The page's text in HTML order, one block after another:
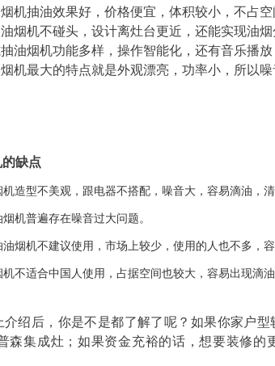
机抽油效果好，价格便宜，体积较小，不占空
烟机不碰头，设计离灶台更近，还能实现油烟
油烟机功能多样，操作智能化，还有音乐播放
机最大的特点就是外观漂亮，功率小，所以噪
缺点
造型不美观，跟电器不搭配，噪音大，容易滴油，
机普遍存在噪音过大问题。
烟机不建议使用，市场上较少，使用的人也不多，
不适合中国人使用，占据空间也较大，容易出现滴
介绍后，你是不是都了解了呢？如果你家户
森集成灶；如果资金充裕的话，想要装修的